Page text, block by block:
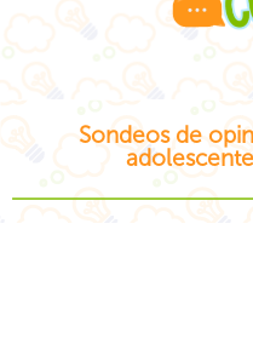
Sondeos de